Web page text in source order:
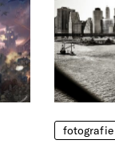
fotografie